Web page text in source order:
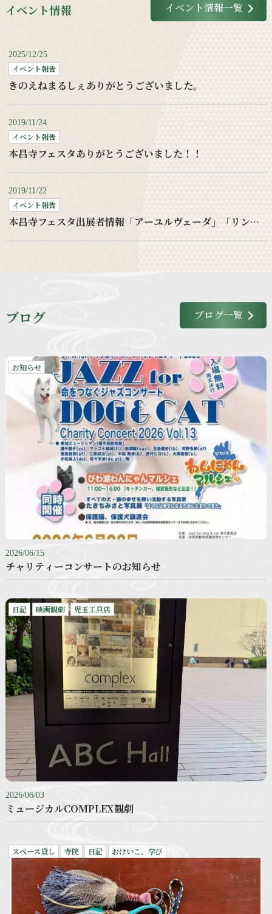
イベント情報 イベント情報一覧
2025/12/25
イベント報告
きのえねまるしぇありがとうございました。
2019/11/24
イベント報告
本昌寺フェスタありがとうございました！！
2019/11/22
イベント報告
本昌寺フェスタ出展者情報「アーユルヴェーダ」「リンパケア」
ブログ ブログ一覧
お知らせ
2026/06/15
チャリティーコンサートのお知らせ
日記 映画観劇 児玉工具店
2026/06/03
ミュージカルCOMPLEX観劇
スペース貸し 寺院 日記 おけいこ、学び